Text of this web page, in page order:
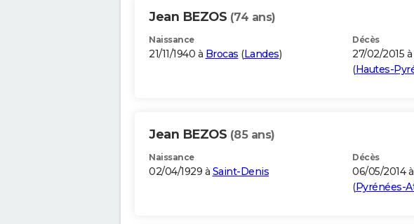
Jean BEZOS (74 ans)
Naissance
21/11/1940 à Brocas (Landes)
Décès
27/02/2015 à
(Hautes-
Jean BEZOS (85 ans)
Naissance
02/04/1929 à Saint-Denis
Décès
06/05/2014 à
(Pyrénées-